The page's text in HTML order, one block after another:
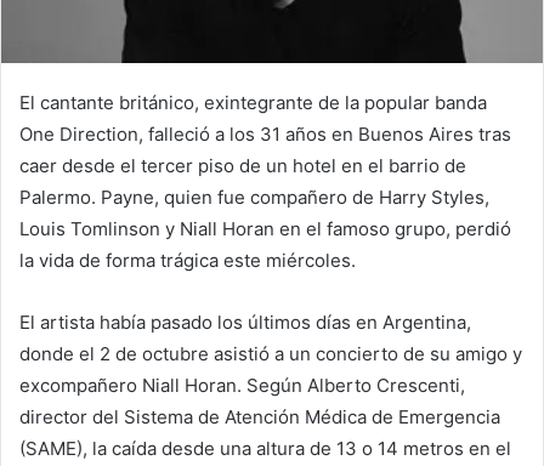
El cantante británico, exintegrante de la popular banda
One Direction, falleció a los 31 años en Buenos Aires tras
caer desde el tercer piso de un hotel en el barrio de
Palermo. Payne, quien fue compañero de Harry Styles,
Louis Tomlinson y Niall Horan en el famoso grupo, perdió
la vida de forma trágica este miércoles.
El artista había pasado los últimos días en Argentina,
donde el 2 de octubre asistió a un concierto de su amigo y
excompañero Niall Horan. Según Alberto Crescenti,
director del Sistema de Atención Médica de Emergencia
(SAME), la caída desde una altura de 13 o 14 metros en el